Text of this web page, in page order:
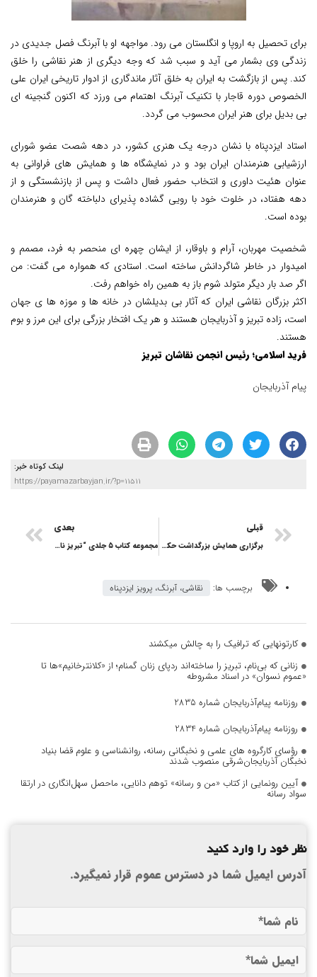
برای تحصیل به اروپا و انگلستان می رود. مواجهه او با آبرنگ فصل جدیدی در
زندگی وی بشمار می آید و سبب شد که وجه دیگری از هنر نقاشی را خلق
کند. پس از بازگشت به ایران به خلق آثار ماندگاری از ادوار تاریخی ایران علی
الخصوص دوره قاجار با تکنیک آبرنگ اهتمام می ورزد که اکنون گنجینه ای
بی بدیل برای هنر ایران محسوب می گردد.
استاد ایزدپناه با نشان درجه یک هنری کشور، در دهه شصت عضو شورای
ارزشیابی هنرمندان ایران بود و در نمایشگاه ها و همایش های فراوانی به
عنوان هئیت داوری و انتخاب حضور فعال داشت و پس از بازنشستگی و از
دهه هفتاد، در خلوت خود با رویی گشاده پذیرای دلباخته گان و هنرمندان
بوده است.
شخصیت مهربان، آرام و باوقار، از ایشان چهره ای منحصر به فرد، مصمم و
امیدوار در خاطر شاگردانش ساخته است. استادی که همواره می گفت: من
اگر صد بار دیگر متولد شوم باز به همین راه خواهم رفت.
اکثر بزرگان نقاشی ایران که آثار بی بدیلشان در خانه ها و موزه ها ی جهان
است، زاده تبریز و آذربایجان هستند و هر یک افتخار بزرگی برای این مرز و بوم
هستند.
فرید اسلامی؛ رئیس انجمن نقاشان تبریز
پیام آذربایجان
لینک کوتاه خبر:
https://payamazarbayjan.ir/?p=11511
قبلی
برگزاری همایش بزرگداشت حکیم نظامی‌ گنجه‌ای در تبریز
بعدی
مجموعه کتاب ۵ جلدی “تبریز نامه” زیر چاپ رفت
برچسب ها: نقاشی، آبرنگ، پرویز ایزدپناه
کارتونهایی که ترافیک را به چالش میکشند
زنانی که بی‌نام، تبریز را ساخته‌اند ردپای زنان گمنام؛ از «کلانترخانیم»ها تا
«عموم نسوان» در اسناد مشروطه
روزنامه پیام‌آذربایجان شماره 2835
روزنامه پیام‌آذربایجان شماره 2834
رؤسای کارگروه های علمی و نخبگانی رسانه، روانشناسی و علوم قضا بنیاد
نخبگان آذربایجان‌شرقی منصوب شدند
آیین رونمایی از کتاب «من و رسانه» توهم دانایی، ماحصل سهل‌انگاری در ارتقا
سواد رسانه
نظر خود را وارد کنید
آدرس ایمیل شما در دسترس عموم قرار نمیگیرد.